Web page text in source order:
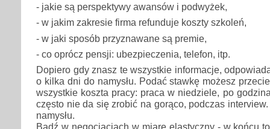
- jakie są perspektywy awansów i podwyżek,
- w jakim zakresie firma refunduje koszty szkoleń,
- w jaki sposób przyznawane są premie,
- co oprócz pensji: ubezpieczenia, telefon, itp.
Dopiero gdy znasz te wszystkie informacje,
o kilka dni do namysłu. Podać stawkę możesz
wszystkie koszta pracy: praca w niedziele, po
często nie da się zrobić na gorąco, podczas
namysłu.
Bądź w negocjacjach w miarę elastyczny - w końcu